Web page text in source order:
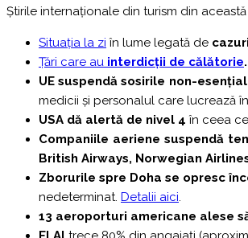
Știrile internaționale din turism din
Situația la zi în lume legată de
Țări care au interdicții de călătorie.
UE suspendă sosirile non-
medicii și personalul care lucrează
USA dă alertă de nivel 4 în ceea
Companiile aeriene suspendă
British Airways, Norwegian
Zborurile spre Doha se opresc
nedeterminat. Detalii aici.
13 aeroporturi americane alese